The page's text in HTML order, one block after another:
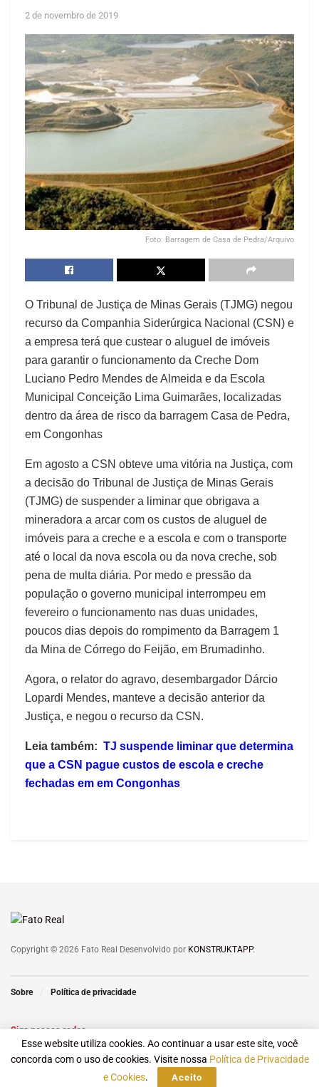
2 de novembro de 2019
Foto: Barragem de Casa de Pedra/Arquivo
O Tribunal de Justiça de Minas Gerais (TJMG) negou
recurso da Companhia Siderúrgica Nacional (CSN) e
a empresa terá que custear o aluguel de imóveis
para garantir o funcionamento da Creche Dom
Luciano Pedro Mendes de Almeida e da Escola
Municipal Conceição Lima Guimarães, localizadas
dentro da área de risco da barragem Casa de Pedra,
em Congonhas
Em agosto a CSN obteve uma vitória na Justiça, com
a decisão do Tribunal de Justiça de Minas Gerais
(TJMG) de suspender a liminar que obrigava a
mineradora a arcar com os custos de aluguel de
imóveis para a creche e a escola e com o transporte
até o local da nova escola ou da nova creche, sob
pena de multa diária. Por medo e pressão da
população o governo municipal interrompeu em
fevereiro o funcionamento nas duas unidades,
poucos dias depois do rompimento da Barragem 1
da Mina de Córrego do Feijão, em Brumadinho.
Agora, o relator do agravo, desembargador Dárcio
Lopardi Mendes, manteve a decisão anterior da
Justiça, e negou o recurso da CSN.
Leia também: TJ suspende liminar que determina
que a CSN pague custos de escola e creche
fechadas em em Congonhas
Copyright © 2026 Fato Real Desenvolvido por KONSTRUKTAPP.
Sobre Política de privacidade
Siga nossas redes
Esse website utiliza cookies. Ao continuar a usar este site, você
concorda com o uso de cookies. Visite nossa Política de Privacidade
e Cookies. Aceito